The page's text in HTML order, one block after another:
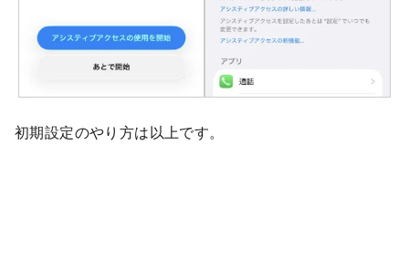
初期設定のやり方は以上です。